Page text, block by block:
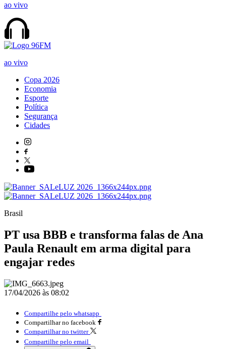
ao vivo
ao vivo
Copa 2026
Economia
Esporte
Política
Segurança
Cidades
Brasil
PT usa BBB e transforma falas de Ana
Paula Renault em arma digital para
engajar redes
17/04/2026 às 08:02
Compartilhe pelo whatsapp
Compartilhar no facebook
Compartilhar no twitter
Compartilhe pelo email